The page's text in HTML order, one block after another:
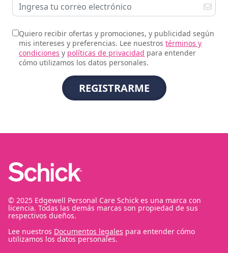
Quiero recibir ofertas y promociones, y publicidad según
mis intereses y preferencias. Lee nuestrostérminos y
condiciones y políticas de privacidad para entender
cómo utilizamos los datos personales.
© 2025 Edgewell Personal Care Schick es una marca con
licencia. Todas las demás marcas son propiedad de sus
respectivos dueños.
Lee nuestros Documentos legales para entender cómo
utilizamos los datos personales.